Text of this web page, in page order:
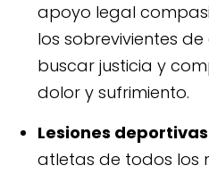
apoyo legal
los sobrevivientes
buscar justicia y
dolor y sufrimiento.
Lesiones
atletas de todos los